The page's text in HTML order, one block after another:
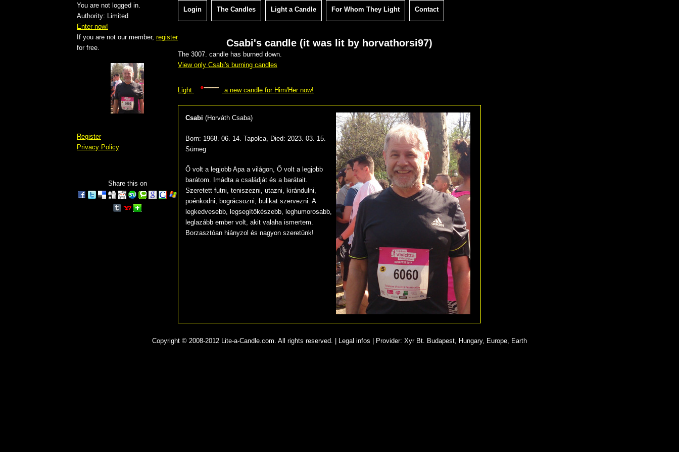
You are not logged in.
Authority: Limited
Enter now!
If you are not our member, register
for free.
Register
Privacy Policy
Share this on
Login The Candles Light a Candle For Whom They Light Contact
Csabi's candle (it was lit by horvathorsi97)
The 3007. candle has burned down.
View only Csabi's burning candles
Light a new candle for Him/Her now!
Csabi (Horváth Csaba)
Born: 1968. 06. 14. Tapolca , Died: 2023. 03. 15.
Sümeg
Ő volt a legjobb Apa a világon, Ő volt a legjobb
barátom. Imádta a családját és a barátait.
Szeretett futni, teniszezni, utazni, kirándulni,
poénkodni, bográcsozni, bulikat szervezni. A
legkedvesebb, legsegítőkészebb, leghumorosabb,
leglazább ember volt, akit valaha ismertem.
Borzasztóan hiányzol és nagyon szeretünk!
Copyright © 2008-2012 Lite-a-Candle.com. All rights reserved. | Legal infos Provider: Xyr Bt. Budapest, Hungary, Europe, Earth